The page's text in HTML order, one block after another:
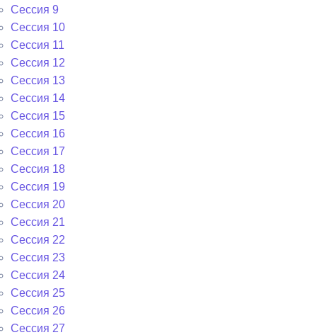
Сессия 9
Сессия 10
Сессия 11
Сессия 12
Сессия 13
Сессия 14
Сессия 15
Сессия 16
Сессия 17
Сессия 18
Сессия 19
Сессия 20
Сессия 21
Сессия 22
Сессия 23
Сессия 24
Сессия 25
Сессия 26
Сессия 27